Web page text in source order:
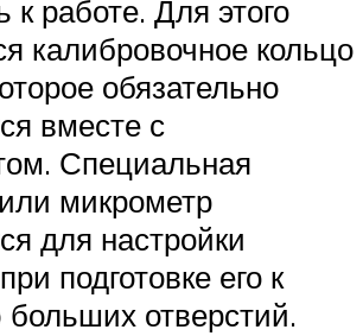
к работе. Для этого
калибровочное кольцо
обязательно
вместе с
Специальная
микрометр
для настройки
подготовке его к
отверстий.